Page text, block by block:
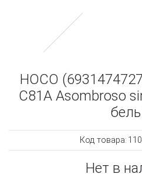
HOCO
C81A Asombroso
Код товара:
Нет в